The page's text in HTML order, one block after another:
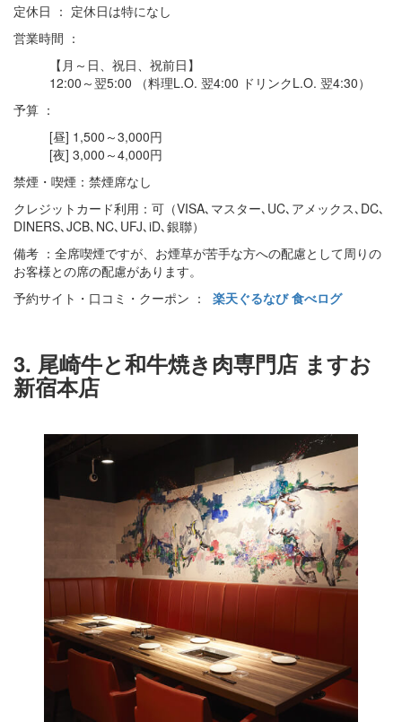
定休日 ： 定休日は特になし
営業時間 ：
【月～日、祝日、祝前日】
12:00～翌5:00 （料理L.O. 翌4:00 ドリンクL.O. 翌4:30）
予算 ：
[昼] 1,500～3,000円
[夜] 3,000～4,000円
禁煙・喫煙：禁煙席なし
クレジットカード利用：可（VISA､マスター､UC､アメックス､DC､
DINERS､JCB､NC､UFJ､iD､銀聯）
備考 ：全席喫煙ですが、お煙草が苦手な方への配慮として周りの
お客様との席の配慮があります。
予約サイト・口コミ・クーポン ： 楽天ぐるなび食べログ
3. 尾崎牛と和牛焼き肉専門店 ますお
新宿本店